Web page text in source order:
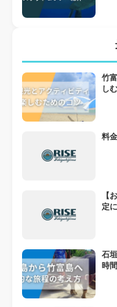
竹
し
料
【
定
石
時